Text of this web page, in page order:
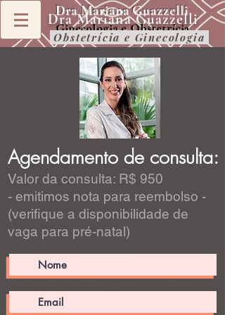
Dra Mariana Guazzelli
Ginecologia e Obstetrícia
Obstetrícia e Ginecologia
Dra Mariana Guazzelli
Agendamento de consulta:
Valor da consulta: R$ 950
- emitimos nota para reembolso -
(verifique a disponibilidade de
vaga para pré-natal)